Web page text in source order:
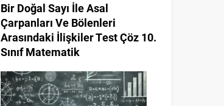
Bir Doğal Sayı İle Asal
Çarpanları Ve Bölenleri
Arasındaki İlişkiler Test Çöz 10.
Sınıf Matematik